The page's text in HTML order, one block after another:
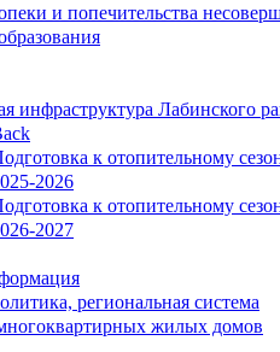
и попечительства
инфраструктура Лабинского
к отопительному
2026
к отопительному
2027
региональная система
жилых домов